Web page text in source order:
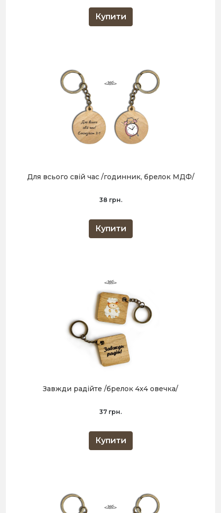
Купити
Для всього свій час /годинник, брелок МДФ/
38 грн.
Купити
Завжди радійте /брелок 4х4 овечка/
37 грн.
Купити